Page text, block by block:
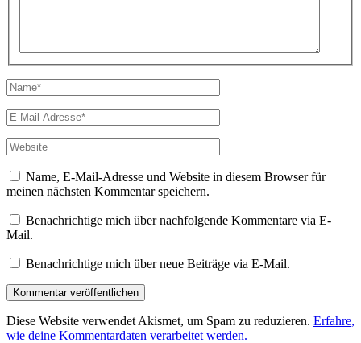
Name*
E-
Mail-
Adresse*
Website
Name, E-Mail-Adresse und Website in diesem Browser für
meinen nächsten Kommentar speichern.
Benachrichtige mich über nachfolgende Kommentare via E-
Mail.
Benachrichtige mich über neue Beiträge via E-Mail.
Diese Website verwendet Akismet, um Spam zu reduzieren. Erfahre,
wie deine Kommentardaten verarbeitet werden.